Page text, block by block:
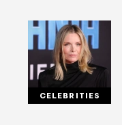
CELEBRITIES